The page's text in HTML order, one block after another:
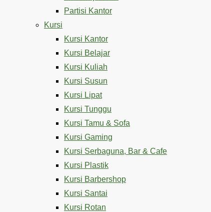
Partisi Kantor
Kursi
Kursi Kantor
Kursi Belajar
Kursi Kuliah
Kursi Susun
Kursi Lipat
Kursi Tunggu
Kursi Tamu & Sofa
Kursi Gaming
Kursi Serbaguna, Bar & Cafe
Kursi Plastik
Kursi Barbershop
Kursi Santai
Kursi Rotan